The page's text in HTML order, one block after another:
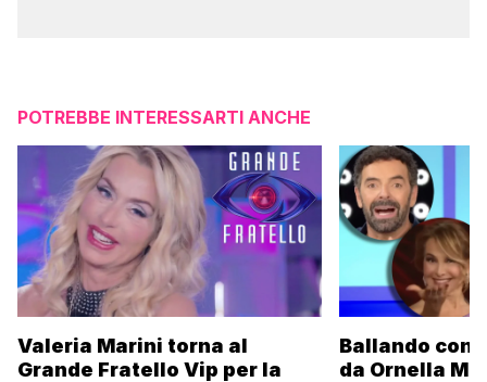
POTREBBE INTERESSARTI ANCHE
Valeria Marini torna al
Grande Fratello Vip per la
Ballando con
da Ornella